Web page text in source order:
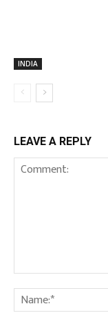
INDIA
LEAVE A REPLY
Comment: